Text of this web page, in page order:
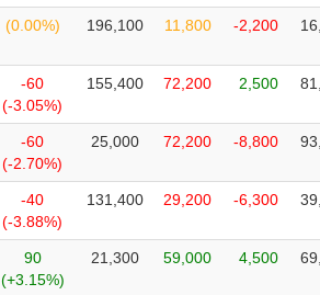
(0.00%) 196,100 11,800 -2,200
-60
(-3.05%)
155,400 72,200 2,500
-60
(-2.70%)
25,000 72,200 -8,800
-40
(-3.88%)
131,400 29,200 -6,300
90
(+3.15%)
21,300 59,000 4,500